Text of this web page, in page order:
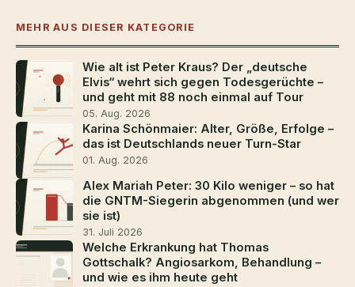
MEHR AUS DIESER KATEGORIE
Wie alt ist Peter Kraus? Der „deutsche
Elvis“ wehrt sich gegen Todesgerüchte –
und geht mit 88 noch einmal auf Tour
05. Aug. 2026
Karina Schönmaier: Alter, Größe, Erfolge –
das ist Deutschlands neuer Turn-Star
01. Aug. 2026
Alex Mariah Peter: 30 Kilo weniger – so hat
die GNTM-Siegerin abgenommen (und wer
sie ist)
31. Juli 2026
Welche Erkrankung hat Thomas
Gottschalk? Angiosarkom, Behandlung –
und wie es ihm heute geht